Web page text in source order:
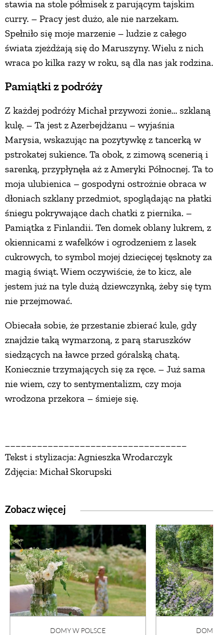
stawia na stole półmisek z parującym tajskim
curry. – Pracy jest dużo, ale nie narzekam.
Spełniło się moje marzenie – ludzie z całego
świata zjeżdżają się do Maruszyny. Wielu z nich
wraca po kilka razy w roku, są dla nas jak rodzina.
Pamiątki z podróży
Z każdej podróży Michał przywozi żonie... szklaną
kulę. – Ta jest z Azerbejdżanu – wyjaśnia
Marysia, wskazując na pozytywkę z tancerką w
pstrokatej sukience. Ta obok, z zimową scenerią i
sarenką, przypłynęła aż z Ameryki Północnej. Ta to
moja ulubienica – gospodyni ostrożnie obraca w
dłoniach szklany przedmiot, spoglądając na płatki
śniegu pokrywające dach chatki z piernika. –
Pamiątka z Finlandii. Ten domek oblany lukrem, z
okiennicami z wafelków i ogrodzeniem z lasek
cukrowych, to symbol mojej dziecięcej tęsknoty za
magią świąt. Wiem oczywiście, że to kicz, ale
jestem już na tyle dużą dziewczynką, żeby się tym
nie przejmować.
Obiecała sobie, że przestanie zbierać kule, gdy
znajdzie taką wymarzoną, z parą staruszków
siedzących na ławce przed góralską chatą.
Koniecznie trzymających się za ręce. – Już sama
nie wiem, czy to sentymentalizm, czy moja
wrodzona przekora – śmieje się.
Tekst i stylizacja: Agnieszka Wrodarczyk
Zdjęcia: Michał Skorupski
Zobacz więcej
DOMY W POLSCE DOMY